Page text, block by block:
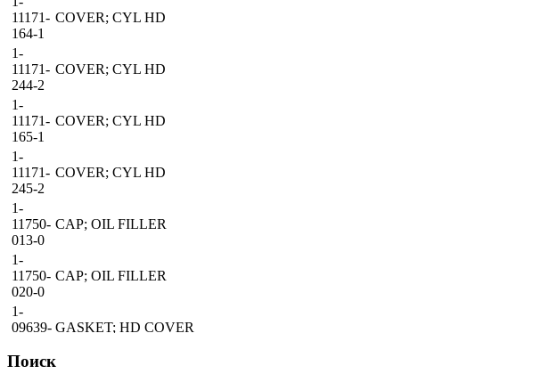
11171-
164-1
COVER; CYL HD
1-
11171-
244-2
COVER; CYL HD
1-
11171-
165-1
COVER; CYL HD
1-
11171-
245-2
COVER; CYL HD
1-
11750-
013-0
CAP; OIL FILLER
1-
11750-
020-0
CAP; OIL FILLER
1-
09639- GASKET; HD COVER
1-
Поиск